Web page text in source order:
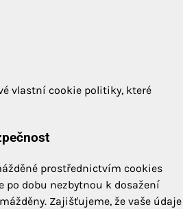
vlastní cookie politiky, které
prostřednictvím cookies
po dobu nezbytnou k dosažení
Zajišťujeme, že vaše údaje